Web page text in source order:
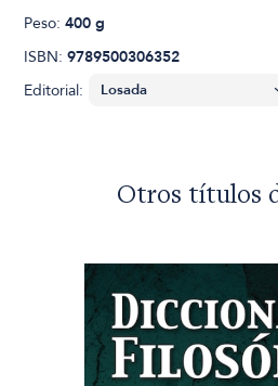
Peso:400 g
ISBN:9789500306352
Editorial:
Otros títulos